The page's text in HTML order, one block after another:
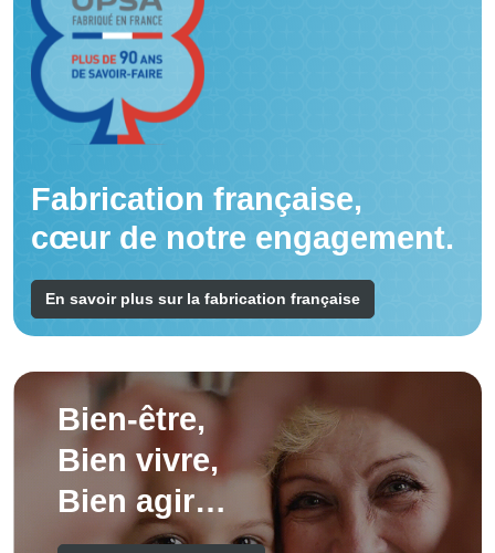
Fabrication française,
cœur de notre engagement.
En savoir plus sur la fabrication française
Bien-être,
Bien vivre,
Bien agir…